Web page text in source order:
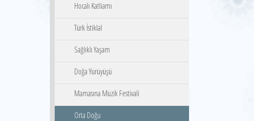
Hocalı Katliamı
Türk İstiklal
Sağlıklı Yaşam
Doğa Yürüyüşü
Mamasına Müzik Festivali
Orta Doğu